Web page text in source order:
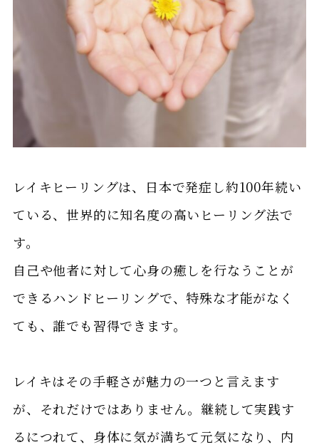
レイキヒーリングは、日本で発症し約100年続い
ている、世界的に知名度の高いヒーリング法で
す。
自己や他者に対して心身の癒しを行なうことが
できるハンドヒーリングで、特殊な才能がなく
ても、誰でも習得できます。
レイキはその手軽さが魅力の一つと言えます
が、それだけではありません。継続して実践す
るにつれて、身体に気が満ちて元気になり、内